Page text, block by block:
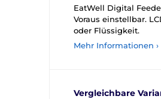
EatWell Digital
Voraus einstellbar.
oder Flüssigkeit.
Mehr Informationen ›
Vergleichbare